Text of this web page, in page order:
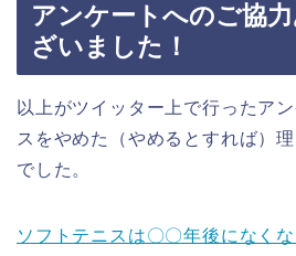
アンケートへのご協
ざいました！
以上がツイッター上で行ったア
スをやめた（やめるとすれば）
でした。
ソフトテニスは〇〇年後になく